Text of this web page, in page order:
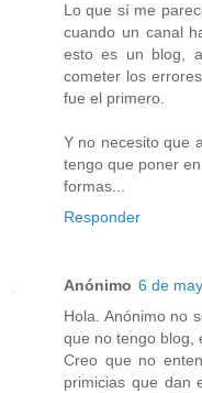
Lo que sí me
cuando un canal
esto es un blog,
cometer los
fue el primero.
Y no necesito que
tengo que poner
formas...
Responder
Anónimo 6 de
Hola. Anónimo no
que no tengo blog,
Creo que no
primicias que dan